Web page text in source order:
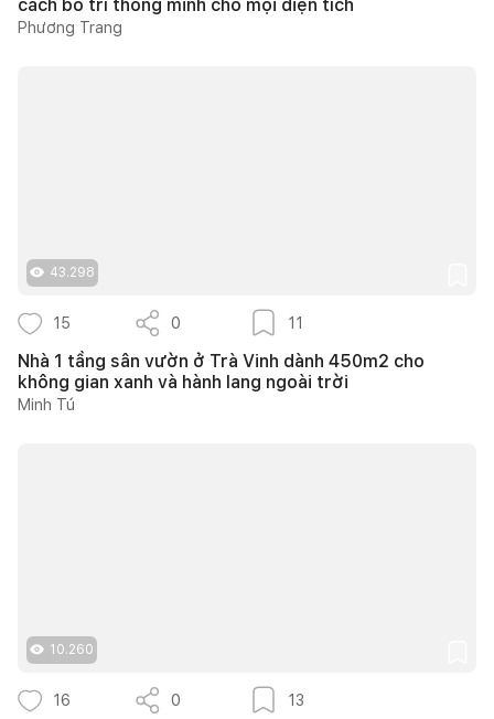
cách bố trí thông minh cho mọi diện tích
Phương Trang
43.298
15 0 11
Nhà 1 tầng sân vườn ở Trà Vinh dành 450m2 cho
không gian xanh và hành lang ngoài trời
Minh Tú
10.260
16 0 13